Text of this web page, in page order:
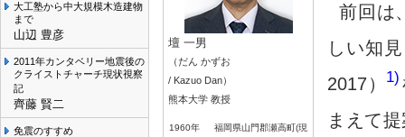
大工塾から中大規模木造建物
まで
山辺 豊彦
2011年カンタベリー地震後の
クライストチャーチ現状視察
記
齊藤 賢二
免震のすすめ
壇 一男
（だん かずお
/ Kazuo Dan）
熊本大学 教授
1960年
福岡県山門郡瀬高町(現
前回は
しい知
2017）
1)
まえて